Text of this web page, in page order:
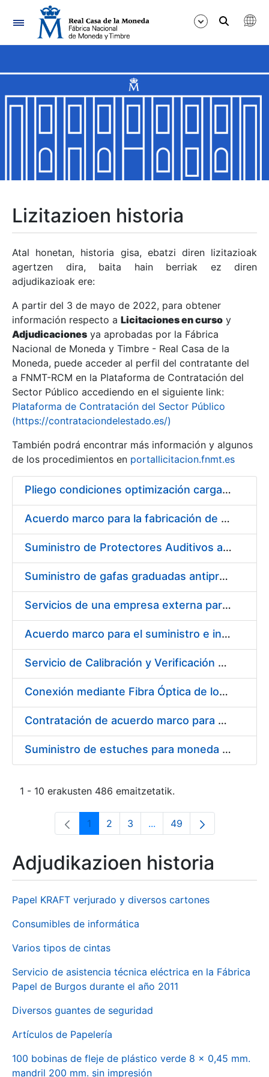
Nabigazioa
Erakutsi/Ezkutatu
Erakutsi/Ezkutatu
Erakutsi/Ezkutatu
Erakutsi/Ezkutatu
Erakutsi/Ezkutatu
Erakutsi/Ezkutatu
Erakutsi/Ezkutatu
Erakutsi/Ezkutatu
Lizitazioen historia
Atal honetan, historia gisa, ebatzi diren lizitazioak
agertzen dira, baita hain berriak ez diren
adjudikazioak ere:
A partir del 3 de mayo de 2022, para obtener
información respecto a Licitaciones en curso y
Adjudicaciones ya aprobadas por la Fábrica
Nacional de Moneda y Timbre - Real Casa de la
Moneda, puede acceder al perfil del contratante del
a FNMT-RCM en la Plataforma de Contratación del
Sector Público accediendo en el siguiente link:
Plataforma de Contratación del Sector Público
(https://contrataciondelestado.es/)
También podrá encontrar más información y algunos
de los procedimientos en portallicitacion.fnmt.es
Pliego condiciones optimización cargas compras firmado
Acuerdo marco para la fabricación de piezas
Suministro de Protectores Auditivos a medida para las personas trabajadoras de los Centros de Trabajo de Madrid y Burgos
Suministro de gafas graduadas antiproyecciones para los trabajadores de la FNMT-RCM en los centros de trabajo de Madrid y Burgos
Servicios de una empresa externa para el asesoramiento y resolución de los recursos de alzada que se presentan relacionados con procesos de selección para la FNMT-RCM
Acuerdo marco para el suministro e instalación de persianas, estores y otros complementos
Servicio de Calibración y Verificación Externa de los Equipos de Medición del Servicio de Prevención de la FNMT-RCM
Conexión mediante Fibra Óptica de los Centros de Proceso de Datos (CPDs) de las sedes de la FNMT-RCM de Burgos y Madrid
Contratación de acuerdo marco para el Suministro de Material de Electricidad para la Fábrica Nacional de Moneda y Timbre-Real Casa de la Moneda en su centro de trabajo de Burgos
Suministro de estuches para moneda de 30 €
1 - 10 erakusten 486 emaitzetatik.
Orrialdea
1 Orrialdea
2 Orrialdea
3 ...Intermediate Pages Use
Orrialdea
49
Adjudikazioen historia
Papel KRAFT verjurado y diversos cartones
Consumibles de informática
Varios tipos de cintas
Servicio de asistencia técnica eléctrica en la Fábrica
Papel de Burgos durante el año 2011
Diversos guantes de seguridad
Artículos de Papelería
100 bobinas de fleje de plástico verde 8 x 0,45 mm.
mandril 200 mm. sin impresión